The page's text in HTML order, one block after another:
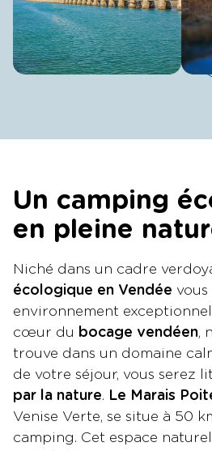
Un camping
en pleine
Niché dans un cadre
écologique en Vendée
environnement
cœur du bocage vendéen,
trouve dans un domaine
de votre séjour, vous serez
par la nature. Le Marais
Venise Verte, se situe à 50
camping. Cet espace